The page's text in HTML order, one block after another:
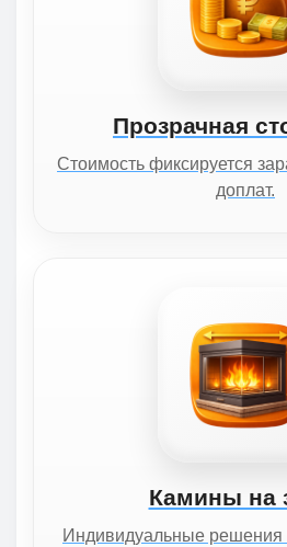
Прозрачная
Стоимость фиксируется
доплат.
Камины на
Индивидуальные решения